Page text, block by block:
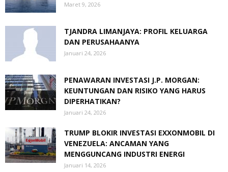
Maret 9, 2026
TJANDRA LIMANJAYA: PROFIL KELUARGA
DAN PERUSAHAANYA
Januari 24, 2026
PENAWARAN INVESTASI J.P. MORGAN:
KEUNTUNGAN DAN RISIKO YANG HARUS
DIPERHATIKAN?
Januari 24, 2026
TRUMP BLOKIR INVESTASI EXXONMOBIL DI
VENEZUELA: ANCAMAN YANG
MENGGUNCANG INDUSTRI ENERGI
Januari 14, 2026